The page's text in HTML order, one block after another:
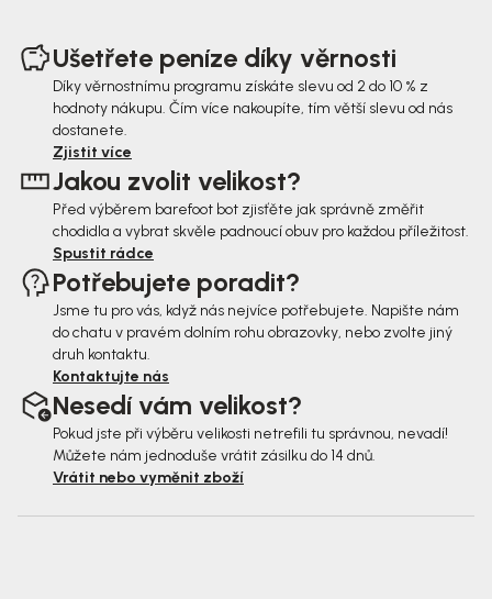
Ušetřete peníze díky věrnosti
Díky věrnostnímu programu získáte slevu od 2 do 10 % z
hodnoty nákupu. Čím více nakoupíte, tím větší slevu od nás
dostanete.
Zjistit více
Jakou zvolit velikost?
Před výběrem barefoot bot zjisťěte jak správně změřit
chodidla a vybrat skvěle padnoucí obuv pro každou příležitost.
Spustit rádce
Potřebujete poradit?
Jsme tu pro vás, když nás nejvíce potřebujete. Napište nám
do chatu v pravém dolním rohu obrazovky, nebo zvolte jiný
druh kontaktu.
Kontaktujte nás
Nesedí vám velikost?
Pokud jste při výběru velikosti netrefili tu správnou, nevadí!
Můžete nám jednoduše vrátit zásilku do 14 dnů.
Vrátit nebo vyměnit zboží